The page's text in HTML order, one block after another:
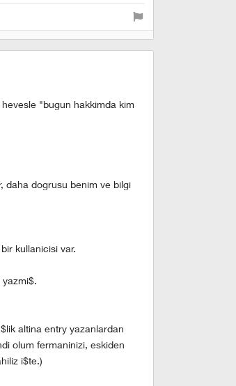
"bugun hakkimda kim
daha dogrusu benim ve bilgi
kullanicisi var.
altina entry yazanlardan
olum fermaninizi, eskiden
i$te.)